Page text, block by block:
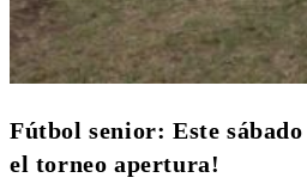
Fútbol senior: Este
el torneo apertura!